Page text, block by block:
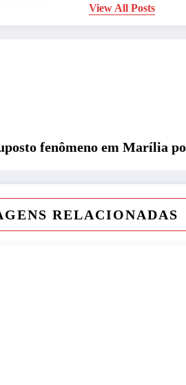
View All Posts
fenômeno em Marília
RELACIONADAS